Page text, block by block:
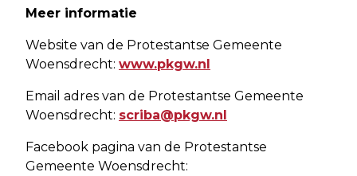
Meer informatie
Website van de Protestantse Gemeente
Woensdrecht: www.pkgw.nl
Email adres van de Protestantse Gemeente
Woensdrecht: scriba@pkgw.nl
Facebook pagina van de Protestantse
Gemeente Woensdrecht: